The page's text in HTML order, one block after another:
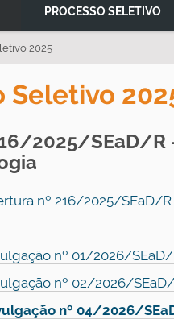
PROCESSO SELETIVO
2025
Seletivo
2025/SEaD/R
nº 216/2025/SEaD/
nº 01/2026/
nº 02/2026/
nº 04/2026/